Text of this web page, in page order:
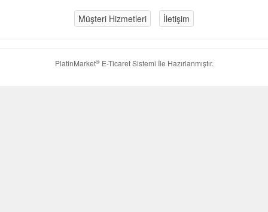
Müşteri Hizmetleri İletişim
PlatinMarket®E-Ticaret Sistemi İle Hazırlanmıştır.